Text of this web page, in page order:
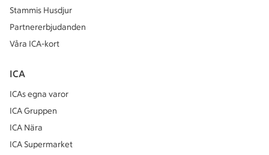
Stammis Husdjur
Partnererbjudanden
Våra ICA-kort
ICA
ICAs egna varor
ICA Gruppen
ICA Nära
ICA Supermarket